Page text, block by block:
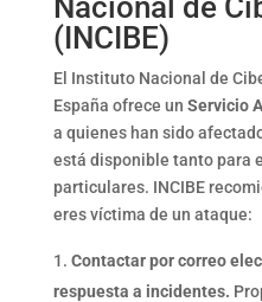
(INCIBE)
El Instituto Nacional de
España ofrece un Servicio
a quienes han sido
está disponible tanto para
particulares. INCIBE
eres víctima de un ataque:
Contactar por correo
respuesta a incidentes.